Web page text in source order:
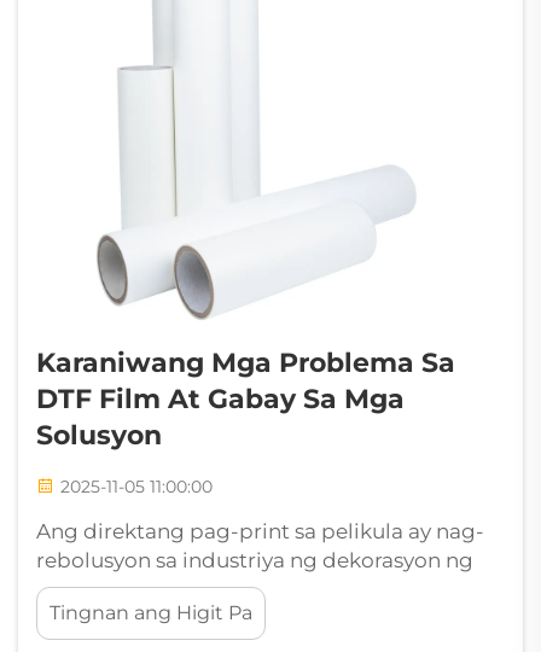
Karaniwang Mga Problema Sa
DTF Film At Gabay Sa Mga
Solusyon
2025-11-05 11:00:00
Ang direktang pag-print sa pelikula ay nag-
rebolusyon sa industriya ng dekorasyon ng
tela, na nag-aalok ng walang kapareha na
kakayahang magamit at kalidad para sa
Tingnan ang Higit Pa